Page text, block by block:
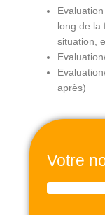
long de la
situation,
après)
Votre